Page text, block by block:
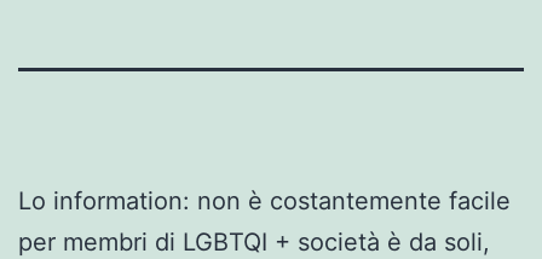
Lo information: non è costantemente facile
per membri di LGBTQI + società è da soli,